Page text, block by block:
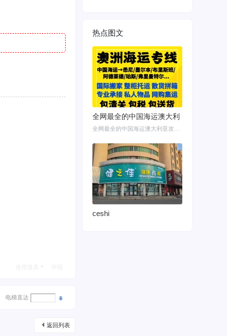
电梯直达
返回列表
热点图文
全网最全的中国海运澳大利
全网最全的中国海运澳大利亚攻略！细说如何把家具转运悉尼墨尔本布里斯班 国内网购
ceshi